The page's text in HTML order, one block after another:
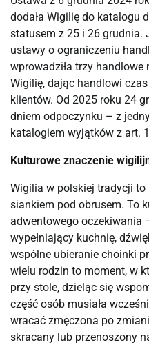
dodała Wigilię do katalogu
statusem z 25 i 26 grudnia.
ustawy o ograniczeniu
wprowadziła trzy handlowe
Wigilię, dając handlowi
klientów. Od 2025 roku 24
dniem odpoczynku – z
katalogiem wyjątków z art.
Kulturowe znaczenie
Wigilia w polskiej tradycji to
siankiem pod obrusem. To
adwentowego oczekiwania
wypełniający kuchnię,
wspólne ubieranie choinki
wielu rodzin to moment, w
przy stole, dzieląc się
część osób musiała
wracać zmęczona po
skracany lub przenoszony